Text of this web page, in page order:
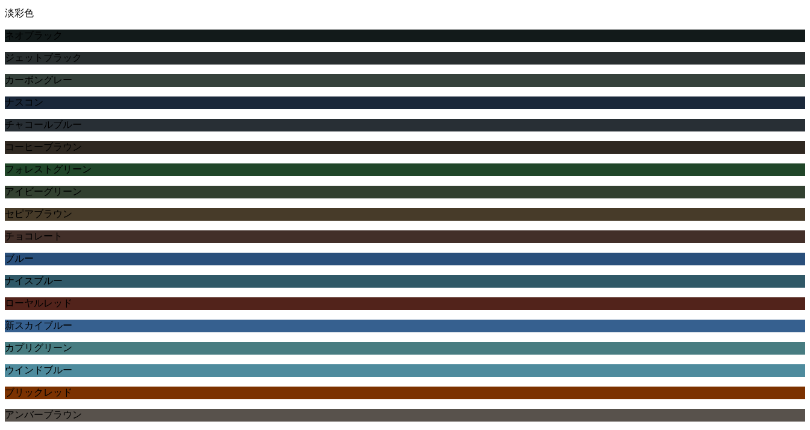
淡彩色
ネオブラック
ジェットブラック
カーボングレー
ナスコン
チャコールブルー
コーヒーブラウン
フォレストグリーン
アイビーグリーン
セピアブラウン
チョコレート
ブルー
ナイスブルー
ローヤルレッド
新スカイブルー
カプリグリーン
ウインドブルー
ブリックレッド
アンバーブラウン